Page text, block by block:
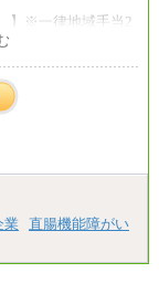
】※一律地域手当2
】※一律地域手当1
業
直腸機能障がい